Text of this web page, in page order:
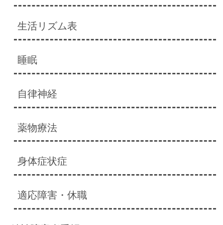
生活リズム表
睡眠
自律神経
薬物療法
身体症状症
適応障害・休職